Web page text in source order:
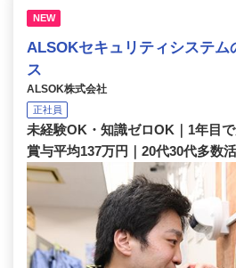
NEW
ALSOKセキュリティシステム
ス
ALSOK株式会社
正社員
未経験OK・知識ゼロOK｜1年目で
賞与平均137万円｜20代30代多数活